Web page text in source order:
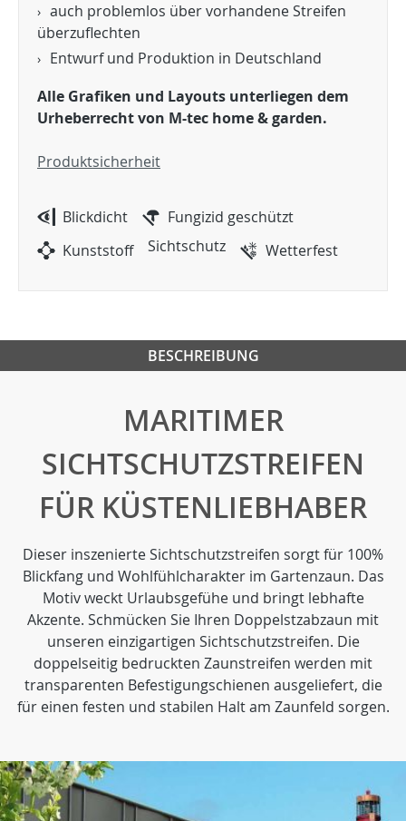
auch problemlos über vorhandene Streifen
überzuflechten
Entwurf und Produktion in Deutschland
Alle Grafiken und Layouts unterliegen dem
Urheberrecht von M-tec home & garden.
Produktsicherheit
Blickdicht
Fungizid geschützt
Kunststoff
Sichtschutz Wetterfest
BESCHREIBUNG
MARITIMER
SICHTSCHUTZSTREIFEN
FÜR KÜSTENLIEBHABER
Dieser inszenierte Sichtschutzstreifen sorgt für 100%
Blickfang und Wohlfühlcharakter im Gartenzaun. Das
Motiv weckt Urlaubsgefühe und bringt lebhafte
Akzente. Schmücken Sie Ihren Doppelstzabzaun mit
unseren einzigartigen Sichtschutzstreifen. Die
doppelseitig bedruckten Zaunstreifen werden mit
transparenten Befestigungschienen ausgeliefert, die
für einen festen und stabilen Halt am Zaunfeld sorgen.